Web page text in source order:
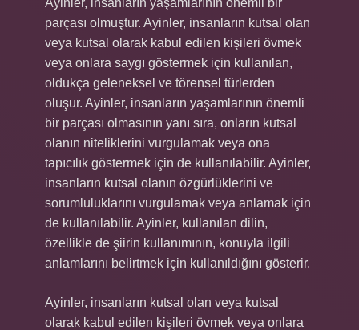
Ayinler, insanların yaşamlarının önemli bir
parçası olmuştur. Ayinler, insanların kutsal olan
veya kutsal olarak kabul edilen kişileri övmek
veya onlara saygı göstermek için kullanılan,
oldukça geleneksel ve törensel türlerden
oluşur. Ayinler, insanların yaşamlarının önemli
bir parçası olmasının yanı sıra, onların kutsal
olanın niteliklerini vurgulamak veya ona
tapıcılık göstermek için de kullanılabilir. Ayinler,
insanların kutsal olanın özgürlüklerini ve
sorumluluklarını vurgulamak veya anlamak için
de kullanılabilir. Ayinler, kullanılan dilin,
özellikle de şiirin kullanımının, konuyla ilgili
anlamlarını belirtmek için kullanıldığını gösterir.
Ayinler, insanların kutsal olan veya kutsal
olarak kabul edilen kişileri övmek veya onlara